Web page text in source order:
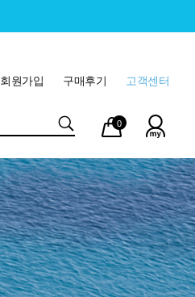
고객센터
구매후기
회원가입
마이
페이
장바
구니
0